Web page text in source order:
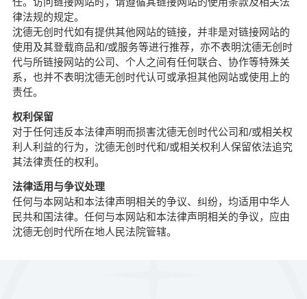
律法规的规定。
沈德无创时代如有提供其他网站的链接，并非是对链接网站的
使用及其登载商品和/或服务等进行推荐，亦不表明沈德无创时
代与所链接网站的公司、个人之间有任何联合、协作等特殊关
系，也并不表明沈德无创时代认可或承担其他网站或使用上的
责任。
权利保留
对于任何违反本法律声明而损害沈德无创时代公司和/或相关权
利人利益的行为，沈德无创时代和/或相关权利人保留依法追究
其法律责任的权利。
法律适用与争议处理
任何与本网站和本法律声明相关的争议、纠纷，均适用中华人
民共和国法律。任何与本网站和本法律声明相关的争议，应由
沈德无创时代所在地人民法院管辖。